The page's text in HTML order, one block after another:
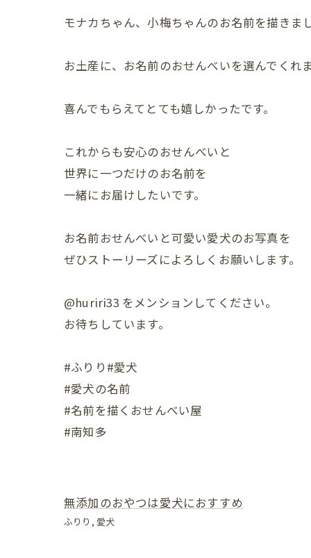
モナカちゃん、小梅ちゃんのお名前を描きまし
お土産に、お名前のおせんべいを選んでくれ
喜んでもらえてとても嬉しかったです。
これからも安心のおせんべいと
世界に一つだけのお名前を
一緒にお届けしたいです。
お名前おせんべいと可愛い愛犬のお写真を
ぜひストーリーズによろしくお願いします。
@huriri33 をメンションしてください。
お待ちしています。
#ふりり#愛犬
#愛犬の名前
#名前を描くおせんべい屋
#南知多
無添加のおやつは愛犬におすすめ
ふりり 愛犬